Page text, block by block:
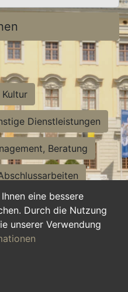
eine bessere
Durch die Nutzung
unserer Verwendung
Dienstleistungen
Beratung
Sekretariat
Ausbildung